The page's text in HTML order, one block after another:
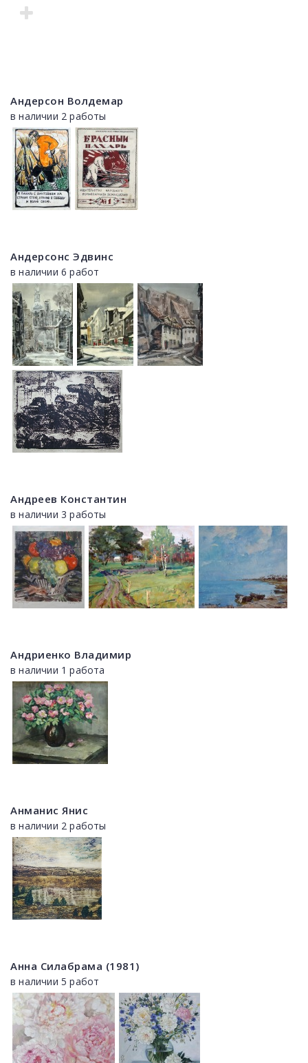
Андерсон Волдемар
в наличии 2 работы
Андерсонс Эдвинс
в наличии 6 работ
Андреев Константин
в наличии 3 работы
Андриенко Владимир
в наличии 1 работа
Анманис Янис
в наличии 2 работы
Анна Силабрама (1981)
в наличии 5 работ